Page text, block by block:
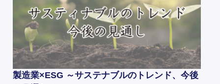
製造業×ESG ～サステナブルのトレンド、今後